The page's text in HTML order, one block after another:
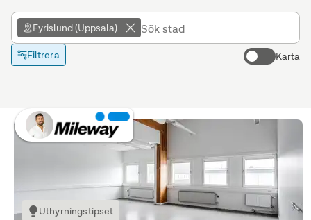
Fyrislund (Uppsala)
Filtrera Karta
Uthyrningstipset